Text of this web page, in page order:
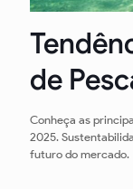
de
Conheça as
2025.
futuro do mercado.